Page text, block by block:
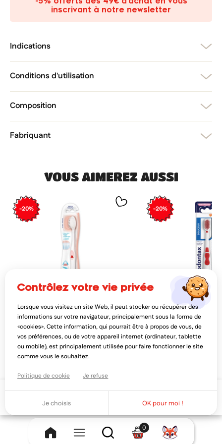
inscrivant à notre newsletter
Indications
Conditions d'utilisation
Composition
Fabriquant
VOUS AIMEREZ AUSSI
-20%
MERIDOL
meridol brosse à dents chirurgicale
extra souple
5,86€
4,68€
AJOUTER AU PANIER
-20%
PARODONTAX
parodontax douceur
extra souple
2,71€
Créer une nouvelle liste
0
contrôlez votre vie privée
Lorsque vous visitez un site Web, il peut stocker ou récupérer des
informations sur votre navigateur, principalement sous la forme de
«cookies». Cette information, qui pourrait être à propos de vous, de
vos préférences, ou de votre appareil internet (ordinateur, tablette
ou mobile), est principalement utilisée pour faire fonctionner le site
comme vous le souhaitez.
Politique de cookie Je refuse
Je choisis OK pour moi !